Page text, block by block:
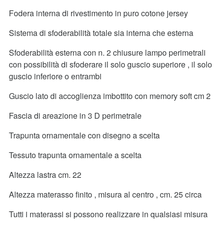
Fodera interna di rivestimento in puro cotone jersey
Sistema di sfoderabilità totale sia interna che esterna
Sfoderabilità esterna con n. 2 chiusure lampo perimetrali
con possibilità di sfoderare il solo guscio superiore , il solo
guscio inferiore o entrambi
Guscio lato di accoglienza imbottito con memory soft cm 2
Fascia di areazione in 3 D perimetrale
Trapunta ornamentale con disegno a scelta
Tessuto trapunta ornamentale a scelta
Altezza lastra cm. 22
Altezza materasso finito , misura al centro , cm. 25 circa
Tutti i materassi si possono realizzare in qualsiasi misura